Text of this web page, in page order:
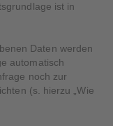
ist in
Daten werden
automatisch
noch zur
(s. hierzu „Wie